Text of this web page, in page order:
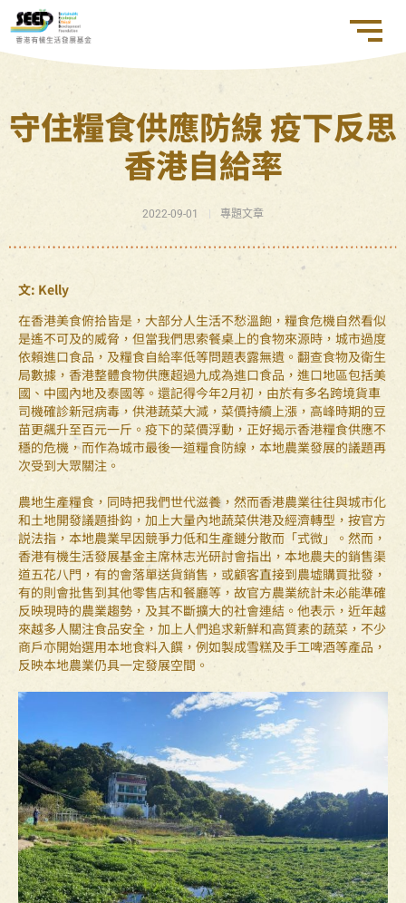
守住糧食供應防線 疫下反思
香港自給率
2022-09-01 專題文章
文: Kelly
在香港美食俯拾皆是，大部分人生活不愁溫飽，糧食危機自然看似
是遙不可及的威脅，但當我們思索餐桌上的食物來源時，城市過度
依賴進口食品，及糧食自給率低等問題表露無遺。翻查食物及衛生
局數據，香港整體食物供應超過九成為進口食品，進口地區包括美
國、中國內地及泰國等。還記得今年2月初，由於有多名跨境貨車
司機確診新冠病毒，供港蔬菜大減，菜價持續上漲，高峰時期的豆
苗更飆升至百元一斤。疫下的菜價浮動，正好揭示香港糧食供應不
穩的危機，而作為城市最後一道糧食防線，本地農業發展的議題再
次受到大眾關注。
農地生產糧食，同時把我們世代滋養，然而香港農業往往與城市化
和土地開發議題掛鈎，加上大量內地蔬菜供港及經濟轉型，按官方
説法指，本地農業早因競爭力低和生產鏈分散而「式微」。然而，
香港有機生活發展基金主席林志光研討會指出，本地農夫的銷售渠
道五花八門，有的會落單送貨銷售，或顧客直接到農墟購買批發，
有的則會批售到其他零售店和餐廳等，故官方農業統計未必能準確
反映現時的農業趨勢，及其不斷擴大的社會連結。他表示，近年越
來越多人關注食品安全，加上人們追求新鮮和高質素的蔬菜，不少
商戶亦開始選用本地食料入饌，例如製成雪糕及手工啤酒等產品，
反映本地農業仍具一定發展空間。